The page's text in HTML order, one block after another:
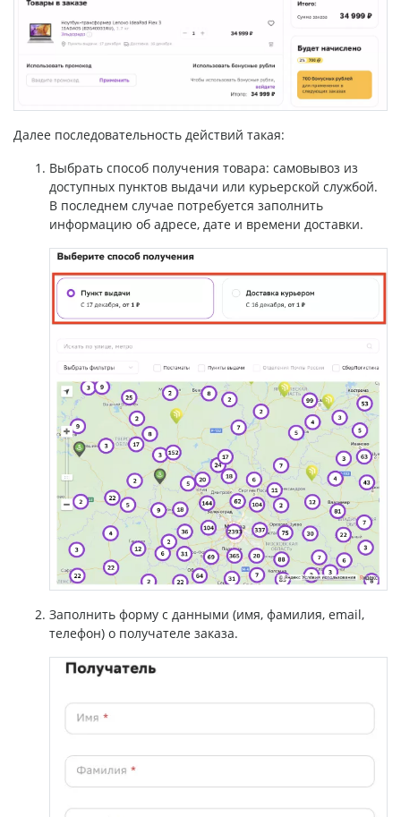
Далее последовательность действий такая:
Выбрать способ получения товара: самовывоз из
доступных пунктов выдачи или курьерской службой.
В последнем случае потребуется заполнить
информацию об адресе, дате и времени доставки.
Заполнить форму с данными (имя, фамилия, email,
телефон) о получателе заказа.